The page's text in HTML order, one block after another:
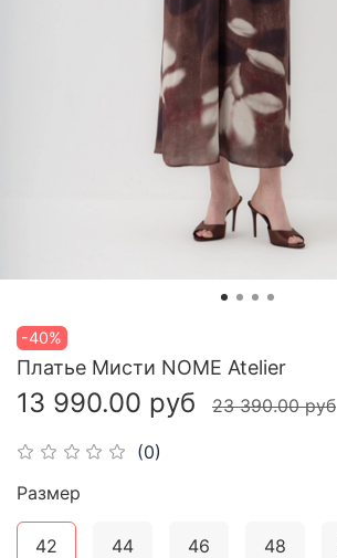
-40%
(0)
Платье Мисти NOME Atelier
13 990.00 руб 23 390.00 руб
Размер
42 44 46 48